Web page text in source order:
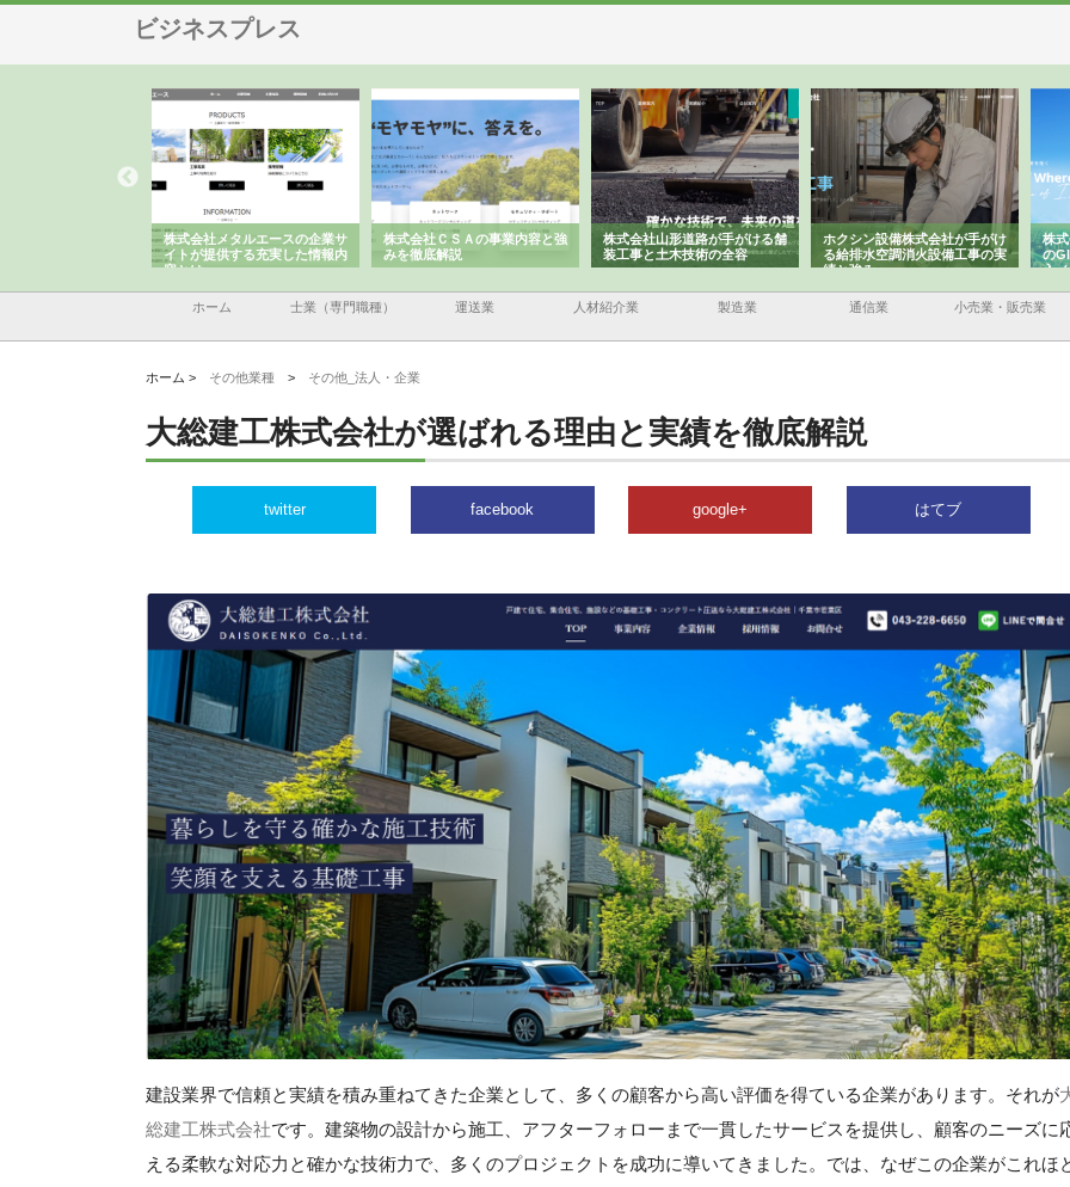
ビジネスプレス
式会社メタルエースの企業サ
トが提供する充実した情報内
株式会社ＣＳＡの事業内容と強
みを徹底解説
株式会社山形道路が手がける舗
装工事と土木技術の全容
ホクシン設備株式会社が手がけ
る給排水空調消火設備工事の実
績と強み
株式会社東京シー・エム・シー
のGISインフラ管理システム導
入メリット
ホーム 士業（専門職種） 運送業 人材紹介業 製造業 通信業 小売業・販売業
ホーム > その他業種 > その他_法人・企業
大総建工株式会社が選ばれる理由と実績を徹底解説
twitter facebook google+ はてブ
建設業界で信頼と実績を積み重ねてきた企業として、多くの顧客から高い評価を得ている企業があります。それが
総建工株式会社です。建築物の設計から施工、アフターフォローまで一貫したサービスを提供し、顧客のニーズに
える柔軟な対応力と確かな技術力で、多くのプロジェクトを成功に導いてきました。では、なぜこの企業がこれほ